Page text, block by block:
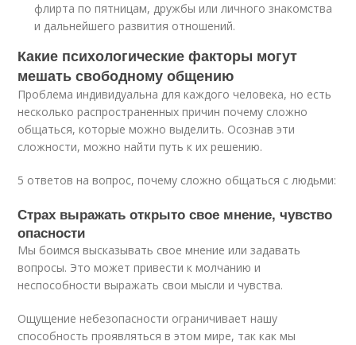
флирта по пятницам, дружбы или личного знакомства
и дальнейшего развития отношений.
Какие психологические факторы могут
мешать свободному общению
Проблема индивидуальна для каждого человека, но есть
несколько распространенных причин почему сложно
общаться, которые можно выделить. Осознав эти
сложности, можно найти путь к их решению.
5 ответов на вопрос, почему сложно общаться с людьми:
Страх выражать открыто свое мнение, чувство
опасности
Мы боимся высказывать свое мнение или задавать
вопросы. Это может привести к молчанию и
неспособности выражать свои мысли и чувства.
Ощущение небезопасности ограничивает нашу
способность проявляться в этом мире, так как мы